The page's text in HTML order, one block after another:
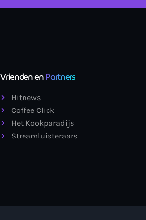
Vrienden enPartners
Hitnews
Coffee Click
Het Kookparadijs
Streamluisteraars